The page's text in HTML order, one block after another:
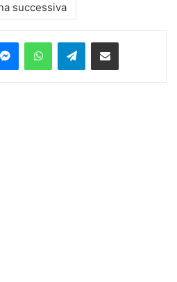
successiva
MessengerWhatsAppTelegramCondividi via Email